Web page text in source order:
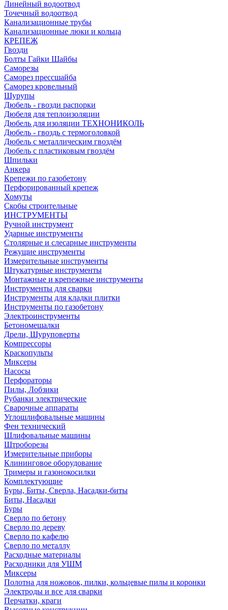
Линейный водоотвод
Точечный водоотвод
Канализационные трубы
Канализационные люки и кольца
КРЕПЕЖ
Гвозди
Болты Гайки Шайбы
Саморезы
Саморез прессшайба
Саморез кровельный
Шурупы
Дюбель - гвозди распорки
Дюбеля для теплоизоляции
Дюбель для изоляции ТЕХНОНИКОЛЬ
Дюбель - гвоздь с термоголовкой
Дюбель с металлическим гвоздём
Дюбель с пластиковым гвоздём
Шпильки
Анкера
Крепежи по газобетону
Перфорированный крепеж
Хомуты
Скобы строительные
ИНСТРУМЕНТЫ
Ручной инструмент
Ударные инструменты
Столярные и слесарные инструменты
Режущие инструменты
Измерительные инструменты
Штукатурные инструменты
Монтажные и крепежные инструменты
Инструменты для сварки
Инструменты для кладки плитки
Инструменты по газобетону
Электроинструменты
Бетономешалки
Дрели, Шуруповерты
Компрессоры
Краскопульты
Миксеры
Насосы
Перфораторы
Пилы, Лобзики
Рубанки электрические
Сварочные аппараты
Углошлифовальные машины
Фен технический
Шлифовальные машины
Штроборезы
Измерительные приборы
Клининговое оборудование
Тримеры и газонокосилки
Комплектующие
Буры, Биты, Сверла, Насадки-биты
Биты, Насадки
Буры
Сверло по бетону
Сверло по дереву
Сверло по кафелю
Сверло по металлу
Расходные материалы
Расходники для УШМ
Миксеры
Полотна для ножовок, пилки, кольцевые пилы и коронки
Электроды и все для сварки
Перчатки, краги